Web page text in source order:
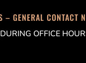
– GENERAL CONTACT
OFFICE